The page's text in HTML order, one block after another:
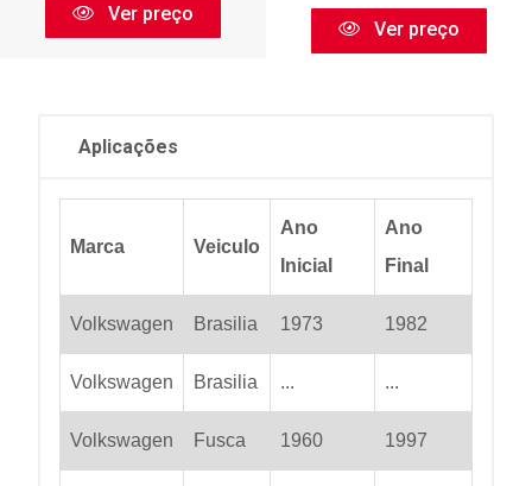
Ver preço
Ver preço
Aplicações
Marca Veiculo
Ano
Inicial
Ano
Final
Volkswagen Brasilia 1973 1982
Volkswagen Brasilia ... ...
Volkswagen Fusca 1960 1997